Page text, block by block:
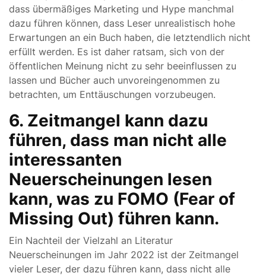
dass übermäßiges Marketing und Hype manchmal
dazu führen können, dass Leser unrealistisch hohe
Erwartungen an ein Buch haben, die letztendlich nicht
erfüllt werden. Es ist daher ratsam, sich von der
öffentlichen Meinung nicht zu sehr beeinflussen zu
lassen und Bücher auch unvoreingenommen zu
betrachten, um Enttäuschungen vorzubeugen.
6. Zeitmangel kann dazu
führen, dass man nicht alle
interessanten
Neuerscheinungen lesen
kann, was zu FOMO (Fear of
Missing Out) führen kann.
Ein Nachteil der Vielzahl an Literatur
Neuerscheinungen im Jahr 2022 ist der Zeitmangel
vieler Leser, der dazu führen kann, dass nicht alle